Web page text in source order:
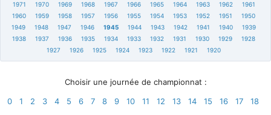
1971
1970 1969 1968 1967 1966 1965 1964 1963 1962
1961
1960
1959 1958 1957 1956 1955 1954 1953 1952 1951
1950
1949
1948 1947 1946 1945 1944 1943 1942 1941 1940
1939
1938
1937 1936 1935 1934 1933 1932 1931 1930 1929
1928
1927
1926 1925 1924 1923 1922 1921 1920
Choisir une journée de championnat :
0
1 2 3 4 5 6 7 8 9 10 11 12 13 14 15 16 17
18